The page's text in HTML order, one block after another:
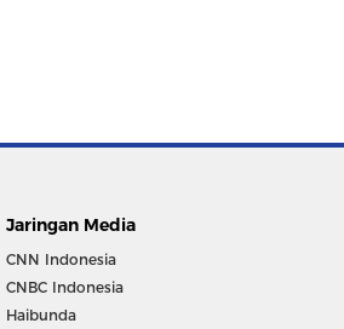
Jaringan Media
CNN Indonesia
CNBC Indonesia
Haibunda